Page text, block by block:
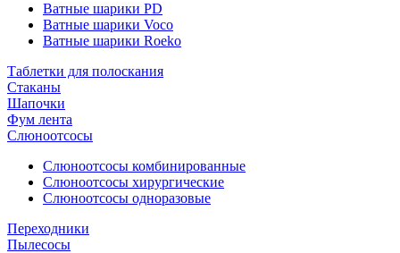
Ватные шарики PD
Ватные шарики Voco
Ватные шарики Roeko
Таблетки для полоскания
Стаканы
Шапочки
Фум лента
Слюноотсосы
Слюноотсосы комбинированные
Слюноотсосы хирургические
Слюноотсосы одноразовые
Переходники
Пылесосы